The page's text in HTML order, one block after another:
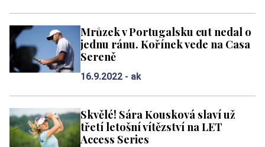
Mrůzek v Portugalsku cut nedal o
jednu ránu. Kořínek vede na Casa
Sereně
16.9.2022 - ak
Skvělé! Sára Kousková slaví už
třetí letošní vítězství na LET
Access Series